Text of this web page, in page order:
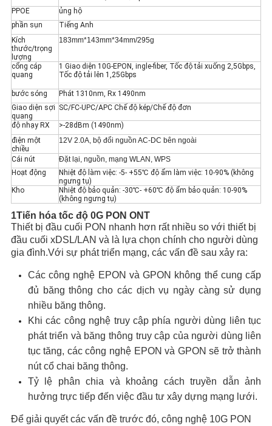
PPOE
ủng hộ
phần sụn
Tiếng Anh
Kích
thước/trọng
lượng
183mm*143mm*34mm/295g
cổng cáp
quang
1 Giao diện 10G-EPON, ingle-fiber, Tốc độ tải xuống 2,5Gbps,
Tốc độ tải lên 1,25Gbps
bước sóng
Phát 1310nm, Rx 1490nm
Giao diện sợi
quang
SC/FC-UPC/APC Chế độ kép/Chế độ đơn
độ nhạy RX
>-28dBm (1490nm)
điện một
chiều
12V 2.0A, bộ đổi nguồn AC-DC bên ngoài
Cái nút
Đặt lại, nguồn, mạng WLAN, WPS
Hoạt động
Nhiệt độ làm việc: -5- +55℃ độ ẩm làm việc: 10-90% (không
ngưng tụ)
Kho
Nhiệt độ bảo quản: -30℃- +60℃ độ ẩm bảo quản: 10-90%
(không ngưng tụ)
1Tiến hóa tốc độ 0G PON ONT
Thiết bị đầu cuối PON nhanh hơn rất nhiều so với thiết bị
đầu cuối xDSL/LAN và là lựa chọn chính cho người dùng
gia đình.Với sự phát triển mạng, các vấn đề sau xảy ra:
Các công nghệ EPON và GPON không thể cung cấp
đủ băng thông cho các dịch vụ ngày càng sử dụng
nhiều băng thông.
Khi các công nghệ truy cập phía người dùng liên tục
phát triển và băng thông truy cập của người dùng liên
tục tăng, các công nghệ EPON và GPON sẽ trở thành
nút cổ chai băng thông.
Tỷ lệ phân chia và khoảng cách truyền dẫn ảnh
hưởng trực tiếp đến việc đầu tư xây dựng mạng lưới.
Để giải quyết các vấn đề trước đó, công nghệ 10G PON